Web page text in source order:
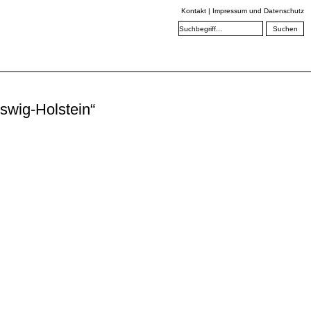
Kontakt | Impressum und Datenschutz
Holstein“